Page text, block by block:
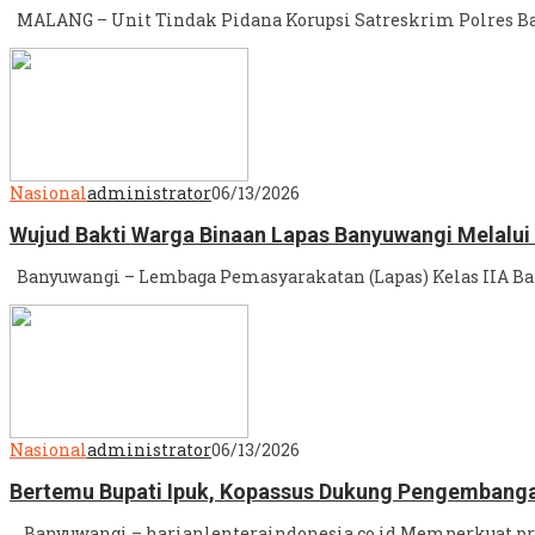
MALANG – Unit Tindak Pidana Korupsi Satreskrim Polres
Nasionaladministrator06/13/2026
Wujud Bakti Warga Binaan Lapas Banyuwangi
Banyuwangi – Lembaga Pemasyarakatan (Lapas) Kelas
Nasionaladministrator06/13/2026
Bertemu Bupati Ipuk, Kopassus Dukung